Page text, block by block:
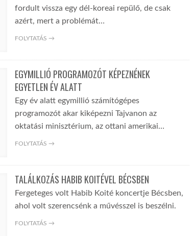
fordult vissza egy dél-koreai repülő, de csak
azért, mert a problémát…
FOLYTATÁS →
EGYMILLIÓ PROGRAMOZÓT KÉPEZNÉNEK
EGYETLEN ÉV ALATT
Egy év alatt egymillió számítógépes
programozót akar kiképezni Tajvanon az
oktatási minisztérium, az ottani amerikai…
FOLYTATÁS →
TALÁLKOZÁS HABIB KOITÉVEL BÉCSBEN
Fergeteges volt Habib Koité koncertje Bécsben,
ahol volt szerencsénk a művésszel is beszélni.
FOLYTATÁS →